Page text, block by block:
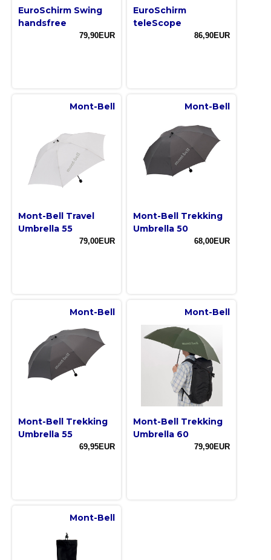
EuroSchirm Swing
handsfree
79,90EUR
EuroSchirm
teleScope
86,90EUR
Mont-Bell
Mont-Bell Travel
Umbrella 55
79,00EUR
Mont-Bell
Mont-Bell Trekking
Umbrella 50
68,00EUR
Mont-Bell
Mont-Bell Trekking
Umbrella 55
69,95EUR
Mont-Bell
Mont-Bell Trekking
Umbrella 60
79,90EUR
Mont-Bell